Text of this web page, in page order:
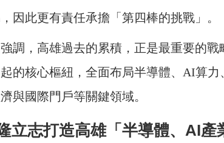
因此更有責任承擔「第四棒的挑戰」。
調，高雄過去的累積，正是最重要的
的核心樞紐，全面布局半導體、AI算力
與國際門戶等關鍵領域。
立志打造高雄「半導體、AI產